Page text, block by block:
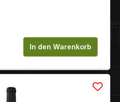
hinterlässt, es lädt Sie ein,
Gib den
In den Warenkorb